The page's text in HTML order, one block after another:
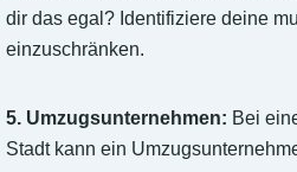
dir das egal? Identifiziere deine
einzuschränken.
5. Umzugsunternehmen: Bei
Stadt kann ein